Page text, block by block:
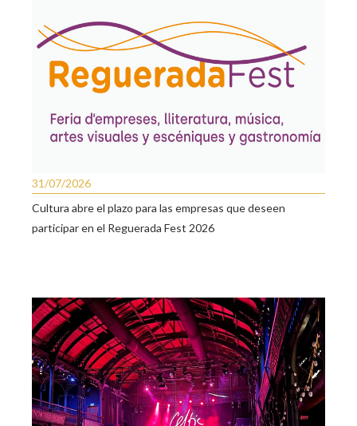
31/07/2026
Cultura abre el plazo para las empresas que deseen
participar en el Reguerada Fest 2026